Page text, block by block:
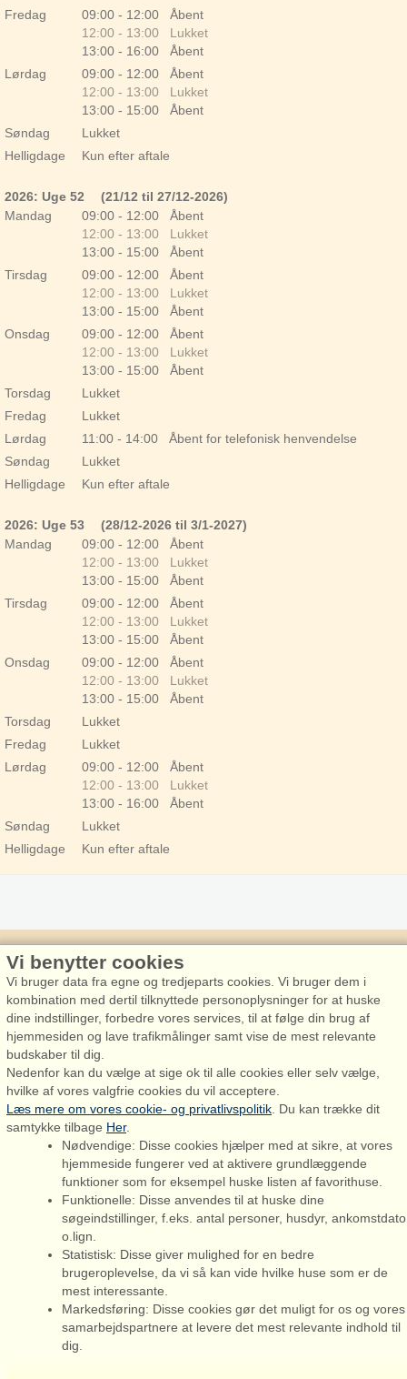
Fredag
09:00 - 12:00 Åbent
12:00 - 13:00 Lukket
13:00 - 16:00 Åbent
Lørdag
09:00 - 12:00 Åbent
12:00 - 13:00 Lukket
13:00 - 15:00 Åbent
Søndag
Lukket
Helligdage
Kun efter aftale
2026: Uge 52
(21/12 til 27/12-2026)
Mandag
09:00 - 12:00 Åbent
12:00 - 13:00 Lukket
13:00 - 15:00 Åbent
Tirsdag
09:00 - 12:00 Åbent
12:00 - 13:00 Lukket
13:00 - 15:00 Åbent
Onsdag
09:00 - 12:00 Åbent
12:00 - 13:00 Lukket
13:00 - 15:00 Åbent
Torsdag
Lukket
Fredag
Lukket
Lørdag
11:00 - 14:00 Åbent for telefonisk henvendelse
Søndag
Lukket
Helligdage
Kun efter aftale
2026: Uge 53
(28/12-2026 til 3/1-2027)
Mandag
09:00 - 12:00 Åbent
12:00 - 13:00 Lukket
13:00 - 15:00 Åbent
Tirsdag
09:00 - 12:00 Åbent
12:00 - 13:00 Lukket
13:00 - 15:00 Åbent
Onsdag
09:00 - 12:00 Åbent
12:00 - 13:00 Lukket
13:00 - 15:00 Åbent
Torsdag
Lukket
Fredag
Lukket
Lørdag
09:00 - 12:00 Åbent
12:00 - 13:00 Lukket
13:00 - 16:00 Åbent
Søndag
Lukket
Helligdage
Kun efter aftale
Admiral Strand Feriehuse
Admiral Strand Feriehuse, Lønne
6830 Nørre Nebel
booking@admiralstrand.com
+45 70 60 87 78
Admiral Strand Feriehuse ApS | CVR 27 23 39 10 |
Vi benytter cookies
Vi bruger data fra egne og tredjeparts cookies. Vi bruger dem i
kombination med dertil tilknyttede personoplysninger for at huske
dine indstillinger, forbedre vores services, til at følge din brug af
hjemmesiden og lave trafikmålinger samt vise de mest relevante
budskaber til dig.
Nedenfor kan du vælge at sige ok til alle cookies eller selv vælge,
hvilke af vores valgfrie cookies du vil acceptere.
Læs mere om vores cookie- og privatlivspolitik . Du kan trække dit
samtykke tilbage Her.
Nødvendige: Disse cookies hjælper med at sikre, at vores
hjemmeside fungerer ved at aktivere grundlæggende
funktioner som for eksempel huske listen af favorithuse.
Funktionelle: Disse anvendes til at huske dine
søgeindstillinger, f.eks. antal personer, husdyr, ankomstdato
o.lign.
Statistisk: Disse giver mulighed for en bedre
brugeroplevelse, da vi så kan vide hvilke huse som er de
mest interessante.
Markedsføring: Disse cookies gør det muligt for os og vores
samarbejdspartnere at levere det mest relevante indhold til
dig.